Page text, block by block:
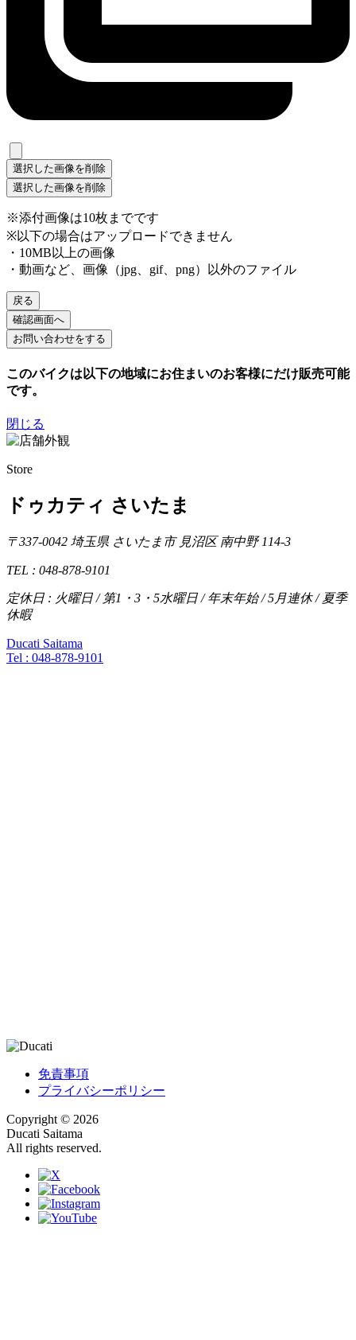
選択した画像を削除
選択した画像を削除
※添付画像は10枚までです
※以下の場合はアップロードできません
・10MB以上の画像
・動画など、画像（jpg、gif、png）以外のファイル
戻る
確認画面へ
このバイクは以下の地域にお住まいのお客様にだけ販売可能
です。
閉じる
Store
ドゥカティ さいたま
〒337-0042 埼玉県 さいたま市 見沼区 南中野 114-3
TEL : 048-878-9101
定休日 : 火曜日 / 第1・3・5水曜日 / 年末年始 / 5月連休 / 夏季
休暇
Ducati Saitama
Tel : 048-878-9101
免責事項
プライバシーポリシー
Copyright © 2026
Ducati Saitama
All rights reserved.